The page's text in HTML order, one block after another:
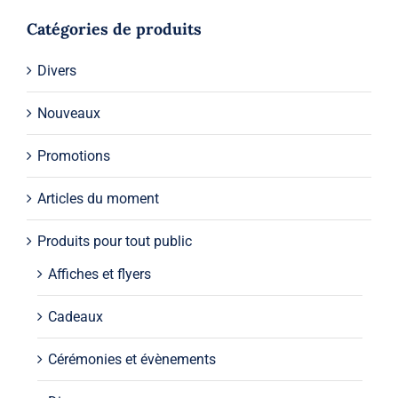
Catégories de produits
Divers
Nouveaux
Promotions
Articles du moment
Produits pour tout public
Affiches et flyers
Cadeaux
Cérémonies et évènements